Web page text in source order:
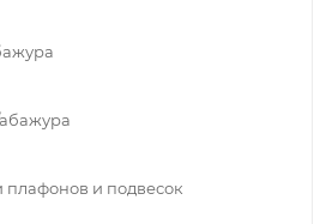
плафонов и подвесок